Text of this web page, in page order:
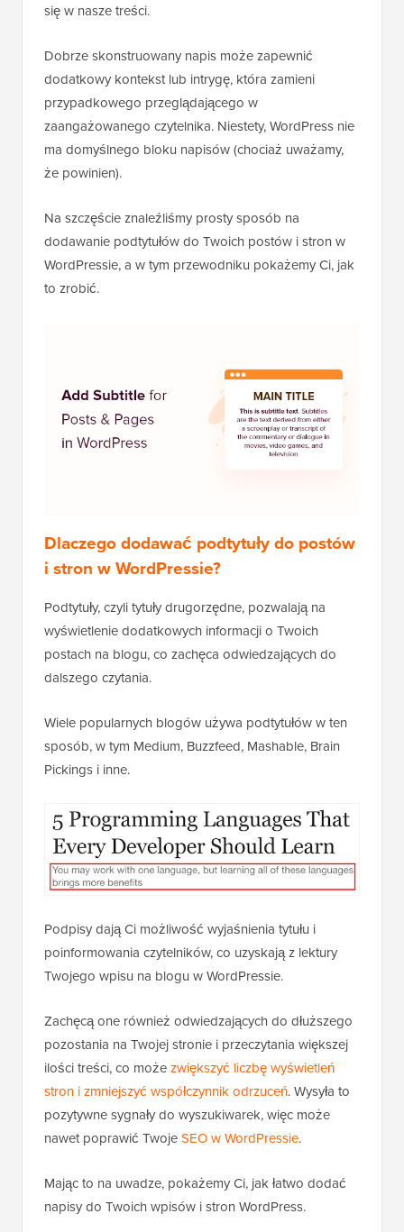
się w nasze treści.
Dobrze skonstruowany napis może zapewnić
dodatkowy kontekst lub intrygę, która zamieni
przypadkowego przeglądającego w
zaangażowanego czytelnika. Niestety, WordPress nie
ma domyślnego bloku napisów (chociaż uważamy,
że powinien).
Na szczęście znaleźliśmy prosty sposób na
dodawanie podtytułów do Twoich postów i stron w
WordPressie, a w tym przewodniku pokażemy Ci, jak
to zrobić.
Dlaczego dodawać podtytuły do postów
i stron w WordPressie?
Podtytuły, czyli tytuły drugorzędne, pozwalają na
wyświetlenie dodatkowych informacji o Twoich
postach na blogu, co zachęca odwiedzających do
dalszego czytania.
Wiele popularnych blogów używa podtytułów w ten
sposób, w tym Medium, Buzzfeed, Mashable, Brain
Pickings i inne.
Podpisy dają Ci możliwość wyjaśnienia tytułu i
poinformowania czytelników, co uzyskają z lektury
Twojego wpisu na blogu w WordPressie.
Zachęcą one również odwiedzających do dłuższego
pozostania na Twojej stronie i przeczytania większej
ilości treści, co możezwiększyć liczbę wyświetleń
stron i zmniejszyć współczynnik odrzuceń. Wysyła to
pozytywne sygnały do wyszukiwarek, więc może
nawet poprawić TwojeSEO w WordPressie.
Mając to na uwadze, pokażemy Ci, jak łatwo dodać
napisy do Twoich wpisów i stron WordPress.